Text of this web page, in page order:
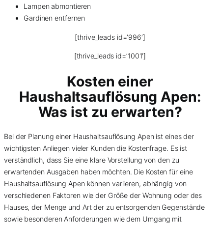
Lampen abmontieren
Gardinen entfernen
[thrive_leads id=’996′]
[thrive_leads id=’1001′]
Kosten einer
Haushaltsauflösung Apen:
Was ist zu erwarten?
Bei der Planung einer Haushaltsauflösung Apen ist eines der
wichtigsten Anliegen vieler Kunden die Kostenfrage. Es ist
verständlich, dass Sie eine klare Vorstellung von den zu
erwartenden Ausgaben haben möchten. Die Kosten für eine
Haushaltsauflösung Apen können variieren, abhängig von
verschiedenen Faktoren wie der Größe der Wohnung oder des
Hauses, der Menge und Art der zu entsorgenden Gegenstände
sowie besonderen Anforderungen wie dem Umgang mit